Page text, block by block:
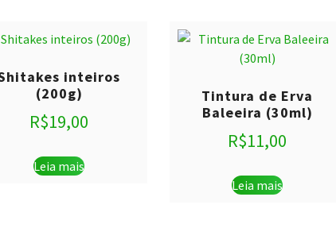
inteiros
(200g)
R$19,00
Leia mais
Tintura de Erva
Baleeira (30ml)
R$11,00
Leia mais